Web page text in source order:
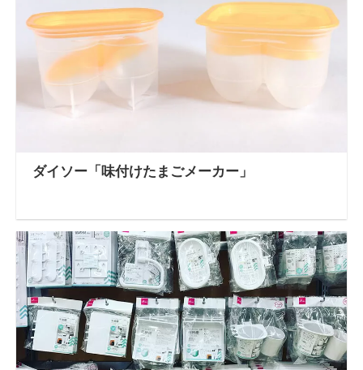
ダイソー「味付けたまごメーカー」